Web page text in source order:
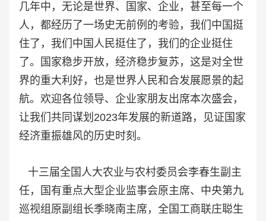
几年中，无论是世界、国家、企业，甚至每一个
人，都经历了一场史无前例的考验，我们中国挺
住了，我们中国人民挺住了，我们的企业挺住
了。国家稳步开放，经济稳步复苏，这是对全世
界的重大利好，也是世界人民和合发展愿景的起
航。欢迎各位领导、企业家朋友出席本次盛会，
让我们共同谋划2023年发展的新道路，见证国家
经济重振雄风的历史时刻。
十三届全国人大农业与农村委员会李春生副主
任，国有重点大型企业监事会原主席、中央第九
巡视组原副组长季晓南主席，全国工商联庄聪生